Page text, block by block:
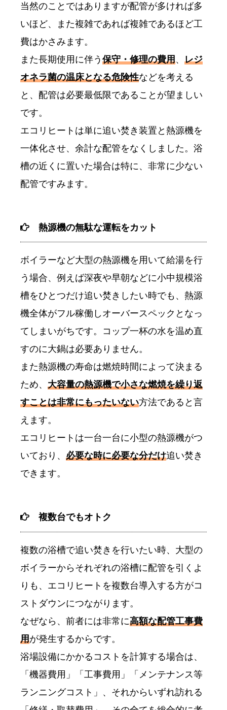
当然のことではありますが配管が多ければ多
いほど、また複雑であれば複雑であるほど工
費はかさみます。
また長期使用に伴う 保守・修理の費用、 レジ
オネラ菌の温床となる危険性などを考える
と、配管は必要最低限であることが望ましい
です。
エコリヒートは単に追い焚き装置と熱源機を
一体化させ、余計な配管をなくしました。浴
槽の近くに置いた場合は特に、非常に少ない
配管ですみます。
熱源機の無駄な運転をカット
ボイラーなど大型の熱源機を用いて給湯を行
う場合、例えば深夜や早朝などに小中規模浴
槽をひとつだけ追い焚きしたい時でも、熱源
機全体がフル稼働しオーバースペックとなっ
てしまいがちです。コップ一杯の水を温め直
すのに大鍋は必要ありません。
また熱源機の寿命は燃焼時間によって決まる
ため、 大容量の熱源機で小さな燃焼を繰り返
すことは非常にもったいない方法であると言
えます。
エコリヒートは一台一台に小型の熱源機がつ
いており、 必要な時に必要な分だけ追い焚き
できます。
複数台でもオトク
複数の浴槽で追い焚きを行いたい時、大型の
ボイラーからそれぞれの浴槽に配管を引くよ
りも、エコリヒートを複数台導入する方がコ
ストダウンにつながります。
なぜなら、前者には非常に高額な配管工事費
用が発生するからです。
浴場設備にかかるコストを計算する場合は、
「機器費用」「工事費用」「メンテナンス等
ランニングコスト」、それからいずれ訪れる